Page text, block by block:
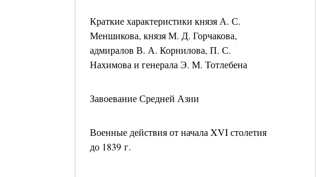
Краткие характеристики князя А. С.
Меншикова, князя М. Д. Горчакова,
адмиралов В. А. Корнилова, П. С.
Нахимова и генерала Э. М. Тотлебена
Завоевание Средней Азии
Военные действия от начала XVI столетия
до 1839 г.